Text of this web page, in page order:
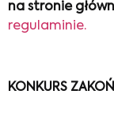
na stronie
regulaminie.
KONKURS